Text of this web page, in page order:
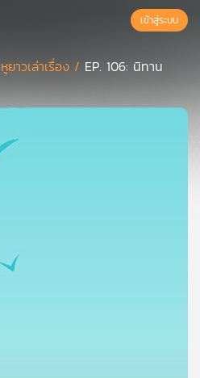
เข้าสู่ระบบ
หูยาวเล่าเรื่อง / EP. 106: นิทาน